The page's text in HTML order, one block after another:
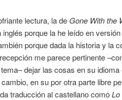
lectura, la de Gone With the
inglés porque la he leído en
porque dada la historia y la
me parece pertinente
dejar las cosas en su idioma
en su por otra parte libre
traducción al castellano comoLo